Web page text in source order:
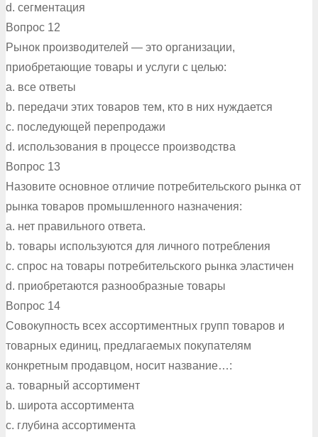
d. сегментация
Вопрос 12
Рынок производителей — это организации,
приобретающие товары и услуги с целью:
a. все ответы
b. передачи этих товаров тем, кто в них нуждается
c. последующей перепродажи
d. использования в процессе производства
Вопрос 13
Назовите основное отличие потребительского рынка от
рынка товаров промышленного назначения:
a. нет правильного ответа.
b. товары используются для личного потребления
c. спрос на товары потребительского рынка эластичен
d. приобретаются разнообразные товары
Вопрос 14
Совокупность всех ассортиментных групп товаров и
товарных единиц, предлагаемых покупателям
конкретным продавцом, носит название…:
a. товарный ассортимент
b. широта ассортимента
c. глубина ассортимента